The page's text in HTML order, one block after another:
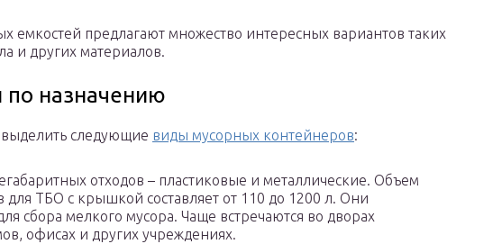
емкостей предлагают множество интересных вариантов таких
и других материалов.
назначению
следующие виды мусорных контейнеров:
отходов – пластиковые и металлические. Объем
для ТБО с крышкой составляет от 110 до 1200 л. Они
сбора мелкого мусора. Чаще встречаются во дворах
офисах и других учреждениях.